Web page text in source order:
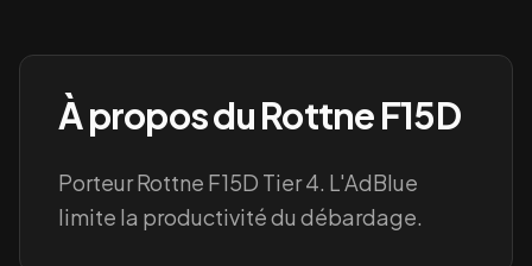
À propos duRottne F15D
Porteur Rottne F15D Tier 4. L'AdBlue
limite la productivité du débardage.